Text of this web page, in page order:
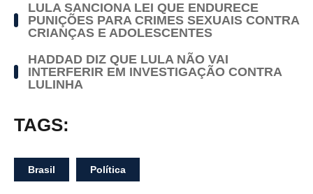
LULA SANCIONA LEI QUE ENDURECE
PUNIÇÕES PARA CRIMES SEXUAIS CONTRA
CRIANÇAS E ADOLESCENTES
HADDAD DIZ QUE LULA NÃO VAI
INTERFERIR EM INVESTIGAÇÃO CONTRA
LULINHA
TAGS:
Brasil Política